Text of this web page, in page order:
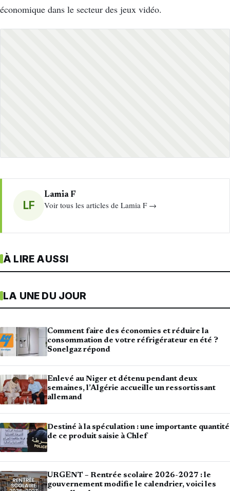
économique dans le secteur des jeux vidéo.
LF
Lamia F
Voir tous les articles de Lamia F →
À LIRE AUSSI
LA UNE DU JOUR
Comment faire des économies et réduire la
consommation de votre réfrigérateur en été ?
Sonelgaz répond
Enlevé au Niger et détenu pendant deux
semaines, l’Algérie accueille un ressortissant
allemand
Destiné à la spéculation : une importante quantité
de ce produit saisie à Chlef
URGENT – Rentrée scolaire 2026-2027 : le
gouvernement modifie le calendrier, voici les